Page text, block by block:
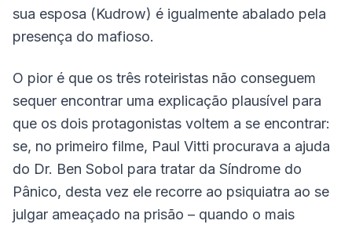
sua esposa (Kudrow) é igualmente abalado pela
presença do mafioso.
O pior é que os três roteiristas não conseguem
sequer encontrar uma explicação plausível para
que os dois protagonistas voltem a se encontrar:
se, no primeiro filme, Paul Vitti procurava a ajuda
do Dr. Ben Sobol para tratar da Síndrome do
Pânico, desta vez ele recorre ao psiquiatra ao se
julgar ameaçado na prisão – quando o mais